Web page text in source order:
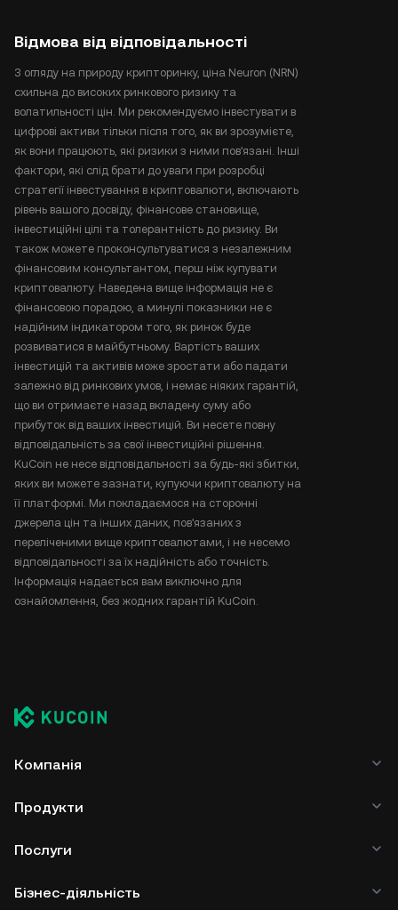
Відмова від відповідальності
З огляду на природу крипторинку, ціна Neuron (NRN)
схильна до високих ринкового ризику та
волатильності цін. Ми рекомендуємо інвестувати в
цифрові активи тільки після того, як ви зрозумієте,
як вони працюють, які ризики з ними пов'язані. Інші
фактори, які слід брати до уваги при розробці
стратегії інвестування в криптовалюти, включають
рівень вашого досвіду, фінансове становище,
інвестиційні цілі та толерантність до ризику. Ви
також можете проконсультуватися з незалежним
фінансовим консультантом, перш ніж купувати
криптовалюту. Наведена вище інформація не є
фінансовою порадою, а минулі показники не є
надійним індикатором того, як ринок буде
розвиватися в майбутньому. Вартість ваших
інвестицій та активів може зростати або падати
залежно від ринкових умов, і немає ніяких гарантій,
що ви отримаєте назад вкладену суму або
прибуток від ваших інвестицій. Ви несете повну
відповідальність за свої інвестиційні рішення.
KuCoin не несе відповідальності за будь-які збитки,
яких ви можете зазнати, купуючи криптовалюту на
її платформі. Ми покладаємося на сторонні
джерела цін та інших даних, пов'язаних з
переліченими вище криптовалютами, і не несемо
відповідальності за їх надійність або точність.
Інформація надається вам виключно для
ознайомлення, без жодних гарантій KuCoin.
Компанія
Продукти
Послуги
Бізнес-діяльність